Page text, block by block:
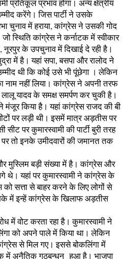
प्रतिकूल प्रभाव होगा। अन्य क्षेत्रीय
करेंगे। जिस पार्टी ने उसके
चुनाव में हराया, कांग्रेस ने उसकी गोद
स्थिति कांग्रेस ने कर्नाटक में स्वीकार
नूरपुर के उपचुनाव में दिखाई दे रही है।
में है। यहां सपा, बसपा और रालोद ने
थी कि कोई उसे भी पूंछेगा । लेकिन
नाम नहीं लिया। कांग्रेस ने अपनी तरफ
लालू यादव के समक्ष समर्पण कर चुकी है।
किया है। यहां कांग्रेस राजद की बी
पर लड़ी थी। इसमें मात्र अड़तीस पर
पर कुमारस्वामी की पार्टी बुरी तरह
तो इनके उमीदवारों की जमानत तक
मुस्लिम बड़ी संख्या में है। कांग्रेस और
थे। यहां पर कुमारस्वामी ने कांग्रेस के
सत्ता से बाहर करने के लिए लोगों से
में इन्हें कांग्रेस के खिलाफ अड़तीस
में वोट करता रहा है। कुमारस्वामी ने
को अपने पाले में किया था। लेकिन
से मिल गए। इससे बोकलिंगा में
में अनैतिक गठबन्धन हुआ है। भाजपा